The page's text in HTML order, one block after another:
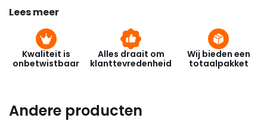
Lees meer
Kwaliteit is
onbetwistbaar
Alles draait om
klanttevredenheid
Wij bieden een
totaalpakket
Andere producten